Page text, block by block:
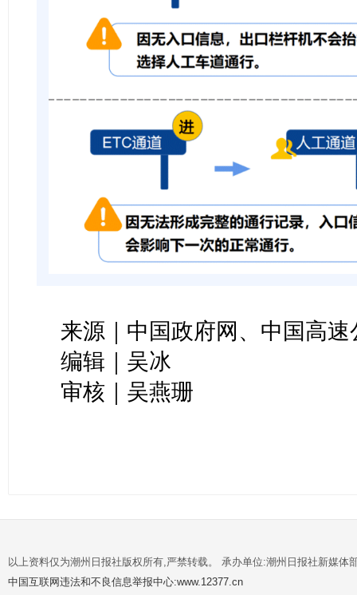
来源｜中国政府网、中国高
编辑｜吴冰
审核｜吴燕珊
以上资料仅为潮州日报社版权所有,严禁转载。 承办单位:潮州日报社新媒体
中国互联网违法和不良信息举报中心:www.12377.cn